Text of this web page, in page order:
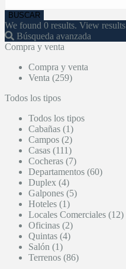
We found 0 results. View results
Búsqueda avanzada
Compra y venta
Compra y venta
Venta (259)
Todos los tipos
Todos los tipos
Cabañas (1)
Campos (2)
Casas (111)
Cocheras (7)
Departamentos (60)
Duplex (4)
Galpones (5)
Hoteles (1)
Locales Comerciales (12)
Oficinas (2)
Quintas (4)
Salón (1)
Terrenos (86)